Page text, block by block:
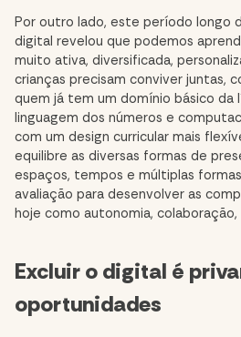
Por outro lado, este período longo
digital revelou que podemos
muito ativa, diversificada,
crianças precisam conviver juntas,
quem já tem um domínio básico da
linguagem dos números e
com um design curricular mais
equilibre as diversas formas de
espaços, tempos e múltiplas
avaliação para desenvolver as
hoje como autonomia,
Excluir o digital é
oportunidades